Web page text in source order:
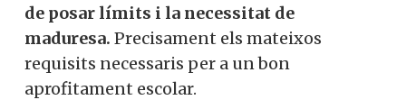
de posar límits i la necessitat de
maduresa. Precisament els mateixos
requisits necessaris per a un bon
aprofitament escolar.